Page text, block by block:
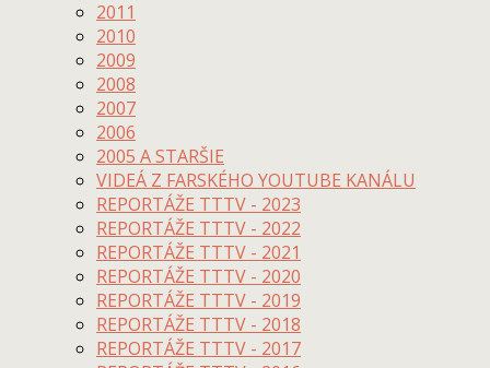
2011
2010
2009
2008
2007
2006
2005 A STARŠIE
VIDEÁ Z FARSKÉHO YOUTUBE KANÁLU
REPORTÁŽE TTTV - 2023
REPORTÁŽE TTTV - 2022
REPORTÁŽE TTTV - 2021
REPORTÁŽE TTTV - 2020
REPORTÁŽE TTTV - 2019
REPORTÁŽE TTTV - 2018
REPORTÁŽE TTTV - 2017